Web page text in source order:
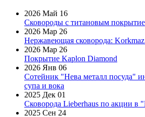
2026 Май 16
Сковороды с титановым
2026 Мар 26
Нержавеющая сковорода:
2026 Мар 26
Покрытие Kaplon Diamond
2026 Янв 06
Сотейник "Нева металл посуда"
супа и вока
2025 Дек 01
Сковорода Lieberhaus по акции в
2025 Сен 24